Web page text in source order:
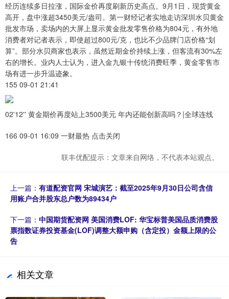
经历连续多日拉涨，国际金价再度刷新历史高点。9月1日，现货黄金
高开，盘中涨超3450美元/盎司。第一财经记者实地走访深圳水贝黄金
批发市场，卖场内的大屏上显示黄金批发零售价格为804元，有外地
消费者对记者表示，即使超过800元/克，也比不少品牌门店价格“划
算”。部分水贝商家也表示，虽然近期金价持续上涨，但客流有30%左
右的增长。业内人士认为，进入金九银十传统消费旺季，黄金零售市
场有进一步升温迹象。
155 09-01 21:41
02'12'' 黄金期价再度站上3500美元 年内还能创新高吗？|全球连线
166 09-01 16:09 一财最热 点击关闭
联丰优配提示：文章来自网络，不代表本站观点。
上一篇： 有道配资官网 宋城演艺：截至2025年9月30日公司含信
用账户合并股东总户数为89434户
下一篇： 中国期货配资网 美国消费LOF: 华宝标普美国品质消费股
票指数证券投资基金(LOF)调整大额申购（含定投）金额上限的公
告
相关文章